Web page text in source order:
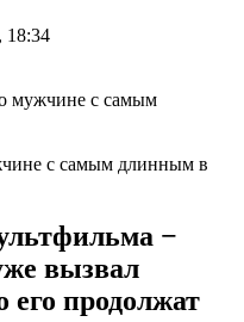
18:34
с самым длинным в
−
вызвал
продолжат